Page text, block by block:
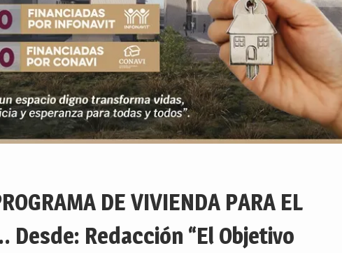
DE VIVIENDA PARA EL
Desde: Redacción “El Objetivo